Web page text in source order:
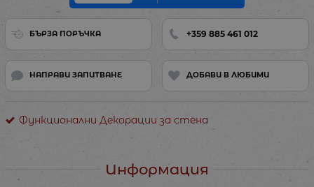
БЪРЗА ПОРЪЧКА +359 885 461 012
НАПРАВИ ЗАПИТВАНЕ ДОБАВИ В ЛЮБИМИ
Функционални Декорации за стена
Информация